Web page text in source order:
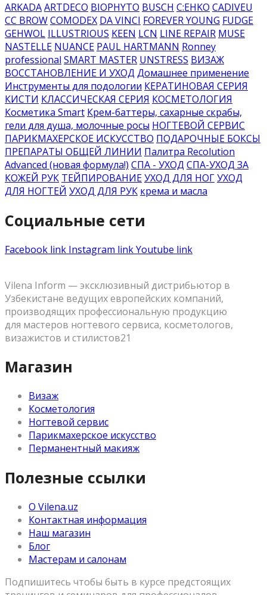
ARKADAARTDECO BIOPHYTO BUSCH C:EHKO CADIVEU
CC BROWCOMODEX DA VINCI FOREVER YOUNG FUDGE
GEHWOL ILLUSTRIOUS KEEN LCN LINE REPAIR MUSE
NASTELLE NUANCE PAUL HARTMANN Ronney
professional SMART MASTER UNSTRESS ВИЗАЖ
ВОССТАНОВЛЕНИЕ И УХОД Домашнее применение
Инструменты для подологии КЕРАТИНОВАЯ СЕРИЯ
КИСТИ КЛАССИЧЕСКАЯ СЕРИЯ КОСМЕТОЛОГИЯ
Косметика Smart Крем-баттеры, сахарные скрабы,
гели для душа, молочные росы НОГТЕВОЙ СЕРВИС
ПАРИКМАХЕРСКОЕ ИСКУССТВО ПОДАРОЧНЫЕ БОКСЫ
ПРЕПАРАТЫ ОБЩЕЙ ЛИНИИ Палитра Recolution
Advanced (новая формула!) СПА - УХОД СПА-УХОД ЗА
КОЖЕЙ РУК ТЕЙПИРОВАНИЕУХОД ДЛЯ НОГУХОД
ДЛЯ НОГТЕЙ УХОД ДЛЯ РУК крема и масла
Социальные сети
Facebook link Instagram linkYoutube link
Vilena Inform — эксклюзивный дистрибьютор в
Узбекистане ведущих европейских компаний,
производящих профессиональную продукцию
для мастеров ногтевого сервиса, косметологов,
визажистов и стилистов21
Магазин
Визаж
Косметология
Ногтевой сервис
Парикмахерское искусство
Перманентный макияж
Полезные ссылки
О Vilena.uz
Контактная информация
Наш магазин
Блог
Мастерам и салонам
Подпишитесь чтобы быть в курсе предстоящих